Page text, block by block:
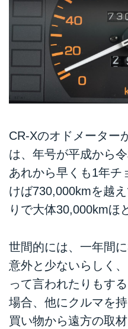
徐々
月
に
ング
を
／
編
CR-Xのオドメーター
は、年号が平成から
あれから早くも1年チ
けば730,000kmを越
りで大体30,000kmほ
世間的には、一年間
意外と少ないらしく
って言われたりもす
場合、他にクルマを
買い物から遠方の取